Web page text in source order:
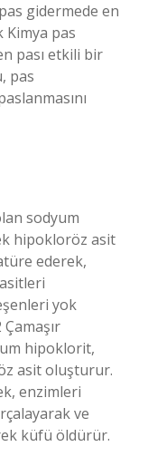
gidermede en
Kimya pas
pası etkili bir
pas
sodyum
hipokloröz asit
ederek,
yok
hipoklorit,
asit oluşturur.
enzimleri
ve
küfü öldürür.